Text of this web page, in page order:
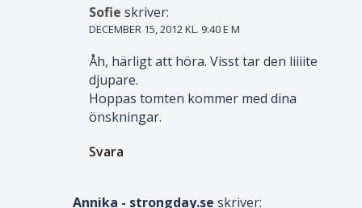
Sofie skriver:
DECEMBER 15, 2012 KL. 9:40 E M
Åh, härligt att höra. Visst tar den liiiite
djupare.
Hoppas tomten kommer med dina
önskningar.
Svara
Annika - strongday.se skriver: